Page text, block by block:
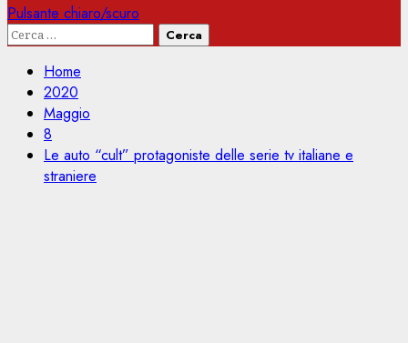
Pulsante chiaro/scuro
Ricerca
Home
2020
Maggio
8
Le auto “cult” protagoniste delle serie tv italiane e
straniere